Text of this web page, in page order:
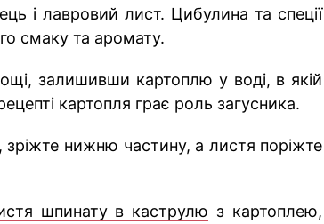
і лавровий лист. Цибулина та спеції
смаку та аромату.
залишивши картоплю у воді, в якій
картопля грає роль загусника.
нижню частину, а листя поріжте
шпинату в каструлю з картоплею,